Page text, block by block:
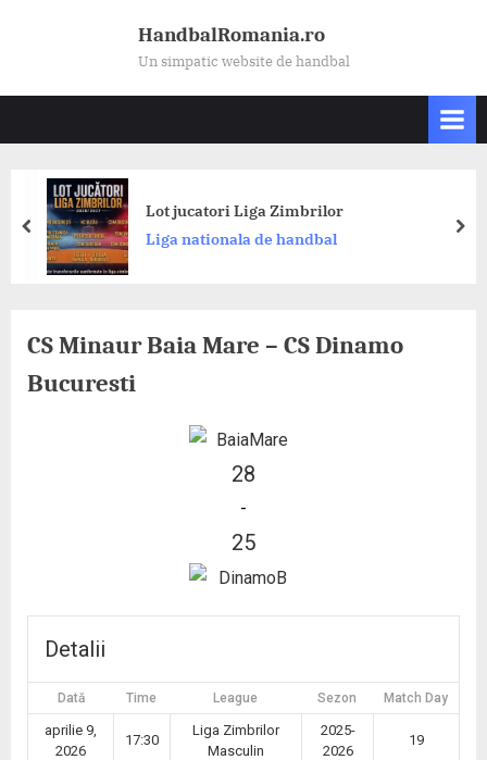
HandbalRomania.ro
Un simpatic website de handbal
Lot jucatori Liga Zimbrilor
Liga nationala de handbal
prev
CS Minaur Baia Mare – CS Dinamo
Bucuresti
28
-
25
Detalii
Dată Time League Sezon Match Day
aprilie 9,
2026
17:30
Liga Zimbrilor
Masculin
2025-
2026
19